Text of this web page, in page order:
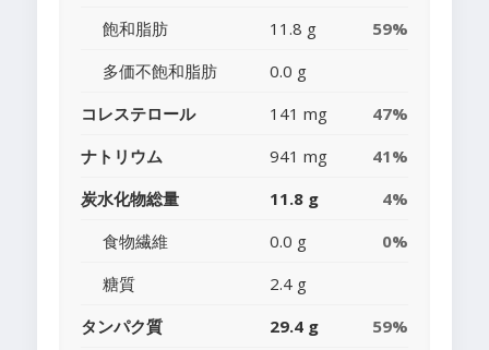
飽和脂肪
11.8 g
59%
多価不飽和脂肪
0.0 g
コレステロール
141 mg
47%
ナトリウム
941 mg
41%
炭水化物総量
11.8 g
4%
食物繊維
0.0 g
0%
糖質
2.4 g
タンパク質
29.4 g 59%